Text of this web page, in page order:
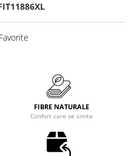
FIBRE NATURALE
Confort care se simte